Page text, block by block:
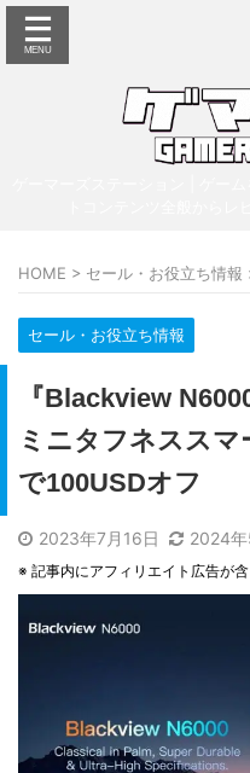
HOME > セール・お役立ち情報
セール・お役立ち情報
『Blackview
ミニタフネスス
で100USDオフ
2023年7月16日 2024
※ 記事内にアフィリエイト広告が